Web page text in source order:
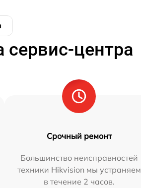
центра
Срочный ремонт
Большинство неисправностей
техники Hikvision мы устраняем
в течение 2 часов.